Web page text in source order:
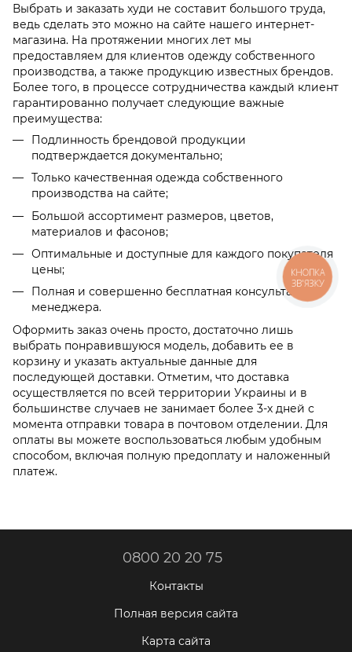
Выбрать и заказать худи не составит большого труда,
ведь сделать это можно на сайте нашего интернет-
магазина. На протяжении многих лет мы
предоставляем для клиентов одежду собственного
производства, а также продукцию известных брендов.
Более того, в процессе сотрудничества каждый клиент
гарантированно получает следующие важные
преимущества:
Подлинность брендовой продукции
подтверждается документально;
Только качественная одежда собственного
производства на сайте;
Большой ассортимент размеров, цветов,
материалов и фасонов;
Оптимальные и доступные для каждого покупателя
цены;
Полная и совершенно бесплатная консультация
менеджера.
Оформить заказ очень просто, достаточно лишь
выбрать понравившуюся модель, добавить ее в
корзину и указать актуальные данные для
последующей доставки. Отметим, что доставка
осуществляется по всей территории Украины и в
большинстве случаев не занимает более 3-х дней с
момента отправки товара в почтовом отделении. Для
оплаты вы можете воспользоваться любым удобным
способом, включая полную предоплату и наложенный
платеж.
0800 20 20 75
Контакты
Полная версия сайта
Карта сайта
КНОПКА
ЗВ'ЯЗКУ